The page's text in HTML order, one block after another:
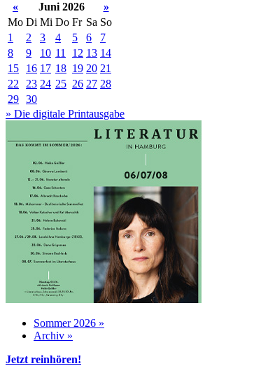
« Juni 2026
»
Mo Di Mi Do Fr Sa So
1
2 3 4 5 6
7
8
9 10 11 12 13 14
15
16 17 18 19 20 21
22
23 24 25 26 27 28
29 30
» Die digitale Printausgabe
Sommer 2026 »
Archiv »
Jetzt reinhören!